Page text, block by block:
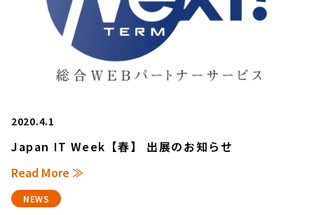
2020.4.1
Japan IT Week【春】 出展のお知らせ
Read More ≫
NEWS